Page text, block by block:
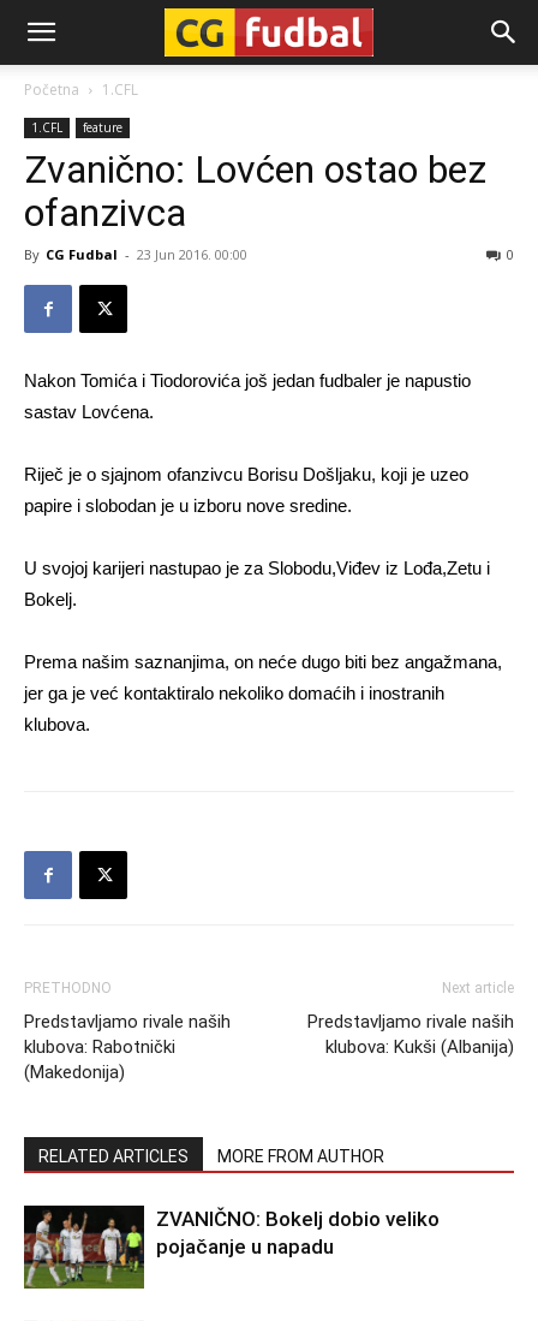
CG-
Fudbal
Početna 1.CFL
1.CFL feature
Zvanično: Lovćen ostao bez
ofanzivca
By CG Fudbal - 23 Jun 2016. 00:00 0
Nakon Tomića i Tiodorovića još jedan fudbaler je napustio
sastav Lovćena.
Riječ je o sjajnom ofanzivcu Borisu Došljaku, koji je uzeo
papire i slobodan je u izboru nove sredine.
U svojoj karijeri nastupao je za Slobodu,Viđev iz Lođa,Zetu i
Bokelj.
Prema našim saznanjima, on neće dugo biti bez angažmana,
jer ga je već kontaktiralo nekoliko domaćih i inostranih
klubova.
PRETHODNO
Predstavljamo rivale naših
klubova: Rabotnički
(Makedonija)
Next article
Predstavljamo rivale naših
klubova: Kukši (Albanija)
RELATED ARTICLES MORE FROM AUTHOR
ZVANIČNO: Bokelj dobio veliko
pojačanje u napadu